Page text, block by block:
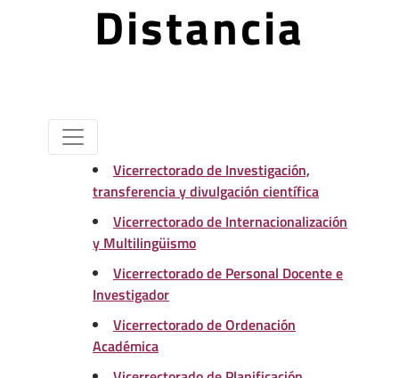
Distancia
Vicerrectorado de Investigación,
transferencia y divulgación científica
Vicerrectorado de Internacionalización
y Multilingüismo
Vicerrectorado de Personal Docente e
Investigador
Vicerrectorado de Ordenación
Académica